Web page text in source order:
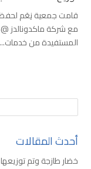
المستفيدة من خدمات...
أحدث المقالات
خضار طازجة وتم